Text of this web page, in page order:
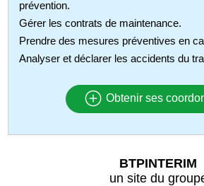
prévention.
Gérer les contrats de maintenance.
Prendre des mesures préventives en
Analyser et déclarer les accidents du
Obtenir ses
BTPINTERIM
un site du